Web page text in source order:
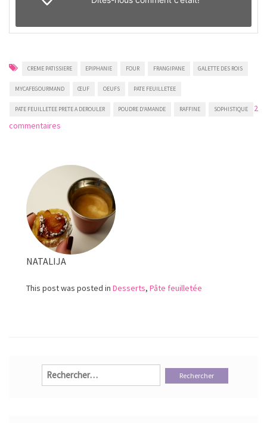
CREME PATISSIERE EPIPHANIE FOUR FRANGIPANE GALETTE DES ROIS
MYCAFEGOURMAND ŒUF OEUFS PATE FEUILLETEE
PATE FEUILLETEE PRETE A DEROULER POUDRE D'AMANDE RAFFINE SOPHISTIQUE
2
commentaires
frangipane
NATALIJA
This post was posted in Desserts, Pâte feuilletée
Rechercher :